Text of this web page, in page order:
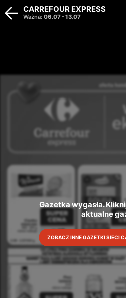
Gazetka wygasła.
aktualne
ZOBACZ INNE GAZETKI SIECI
CARREFOUR EXPRESS
Ważna: 06.07-13.07